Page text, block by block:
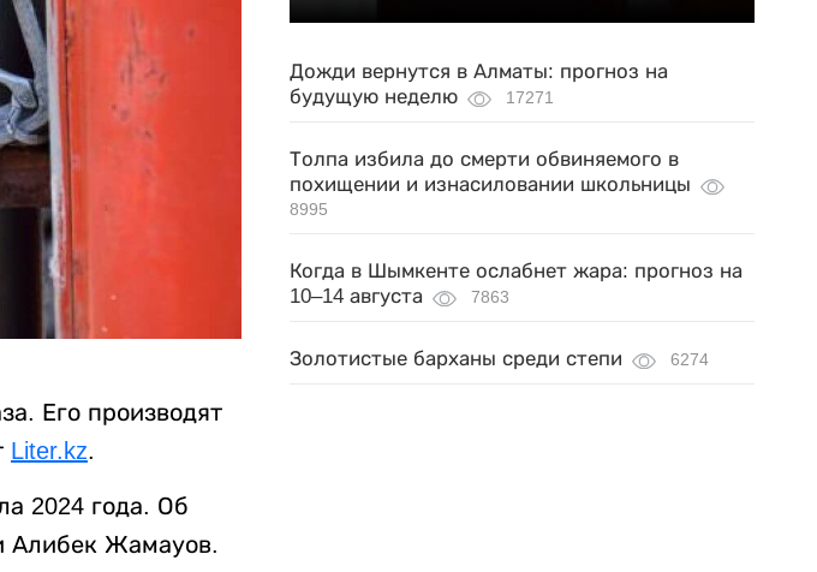
Его производят
Liter.kz.
2024 года. Об
Алибек Жамауов.
Дожди вернутся в Алматы: прогноз на
будущую неделю
17271
Толпа избила до смерти обвиняемого в
похищении и изнасиловании школьницы
8995
Когда в Шымкенте ослабнет жара: прогноз на
10–14 августа
7863
Золотистые барханы среди степи 6274